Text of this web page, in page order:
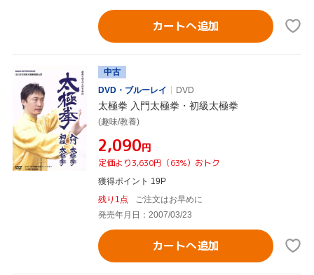
カートへ追加
中古
DVD・ブルーレイ
DVD
太極拳 入門太極拳・初級太極拳
(趣味/教養)
¥2,090円
定価より3,630円（63%）おトク
獲得ポイント 19P
残り1点
ご注文はお早めに
発売年月日：2007/03/23
カートへ追加